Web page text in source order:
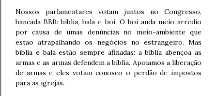
Nossos parlamentares votam juntos no Congresso,
bancada BBB: bíblia, bala e boi. O boi anda meio arredio
por causa de umas denúncias no meio-ambiente que
estão atrapalhando os negócios no estrangeiro. Mas
bíblia e bala estão sempre afinadas: a bíblia abençoa as
armas e as armas defendem a bíblia. Apoiamos a liberação
de armas e eles votam conosco o perdão de impostos
para as igrejas.